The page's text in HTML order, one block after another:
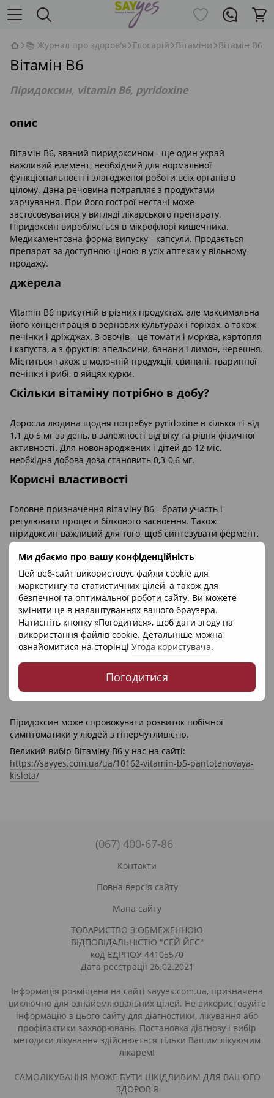
Ми дбаємо про вашу конфіденційність
Цей веб-сайт використовує файли cookie для
маркетингу та статистичних цілей, а також для
безпечної та оптимальної роботи сайту. Ви можете
змінити це в налаштуваннях вашого браузера.
Натисніть кнопку «Погодитися», щоб дати згоду на
використання файлів cookie. Детальніше можна
ознайомитися на сторінці Угода користувача.
Погодитися
📚 Журнал про здоров'я Глосарій Вітаміни Вітамін B6
Вітамін B6
Піридоксин, vitamin B6, pyridoxine
опис
Вітамін В6, званий пиридоксином - ще один украй
важливий елемент, необхідний для нормальної
функціональності і злагодженої роботи всіх органів в
цілому. Дана речовина потрапляє з продуктами
харчування. При його гострої нестачі може
застосовуватися у вигляді лікарського препарату.
Піридоксин виробляється в мікрофлорі кишечника.
Медикаментозна форма випуску - капсули. Продається
препарат за доступною ціною в усіх аптеках у вільному
продажу.
джерела
Vitamin B6 присутній в різних продуктах, але максимальна
його концентрація в зернових культурах і горіхах, а також
печінки і дріжджах. З овочів - це томати і морква, картопля
і капуста, а з фруктів: апельсини, банани і лимон, черешня.
Міститься також в молочній продукції, свинині, тваринної
печінки і рибі, в яйцях курки.
Скільки вітаміну потрібно в добу?
Доросла людина щодня потребує pyridoxine в кількості від
1,1 до 5 мг за день, в залежності від віку та рівня фізичної
активності. Для новонароджених і дітей до 12 міс.
необхідна добова доза становить 0,3-0,6 мг.
Корисні властивості
Головне призначення вітаміну В6 - брати участь і
регулювати процеси білкового засвоєння. Також
піридоксин важливий для того, щоб синтезувати фермент,
який відповідає за процес переробки таких речовин, як
амінокислоти.
Дуже корисний і вкрай необхідний він для нормального
стану та активізації росту волосся, тому його часто додають
в косметичні препарати та Догляду кошти за волоссям.
Історія
Вітамін В6 був відкритий фахівцями в 1926 році під час
проведення декількох експериментів, поставлених над
Протипоказання
Піридоксин може спровокувати розвиток побічної
симптоматики у людей з гіперчутливістю.
Великий вибір Вітаміну B6 у нас на сайті:
https://sayyes.com.ua/ua/10162-vitamin-b5-pantotenovaya-
kislota/
(067) 400-67-86
Контакти
Повна версія сайту
Мапа сайту
ТОВАРИСТВО З ОБМЕЖЕННОЮ
ВІДПОВІДАЛЬНІСТЮ "СЕЙ ЙЕС"
код ЄДРПОУ 44105570
Дата реєстрації 26.02.2021
Інформація розміщена на сайті sayyes.com.ua, призначена
виключно для ознайомлювальних цілей. Не використовуйте
інформацію з цього сайту для діагностики, лікування або
профілактики захворювань. Постановка діагнозу і вибір
методики лікування здійснюється тільки Вашим лікуючим
лікарем!
САМОЛІКУВАННЯ МОЖЕ БУТИ ШКІДЛИВИМ ДЛЯ ВАШОГО
ЗДОРОВ'Я